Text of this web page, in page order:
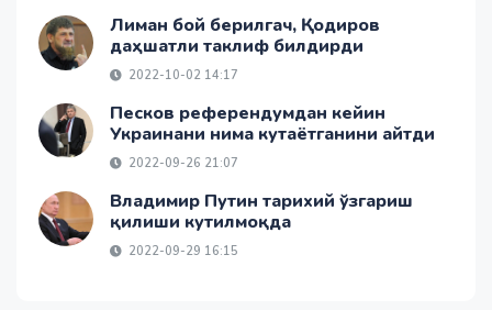
Лиман бой берилгач, Қодиров
даҳшатли таклиф билдирди
2022-10-02 14:17
Песков референдумдан кейин
Украинани нима кутаётганини айтди
2022-09-26 21:07
Владимир Путин тарихий ўзгариш
қилиши кутилмоқда
2022-09-29 16:15